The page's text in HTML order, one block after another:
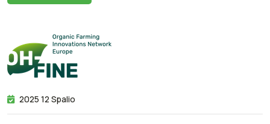
2025 12 Spalio